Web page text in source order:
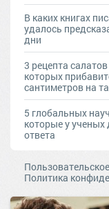
В каких книгах
удалось
дни
3 рецепта
которых
сантиметров на
5 глобальных
которые у ученых
ответа
Политика